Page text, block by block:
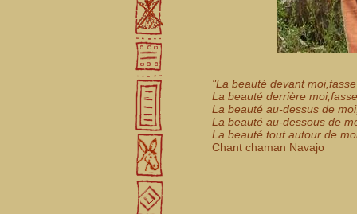
"La beauté devant
La beauté derrière
La beauté au-dessus de
La beauté au-dessous de
La beauté tout autour de
Chant chaman Navajo